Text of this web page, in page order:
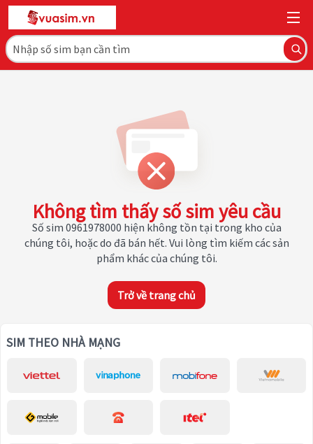
Không tìm thấy số sim yêu cầu
Số sim 0961978000 hiện không tồn tại trong kho của
chúng tôi, hoặc do đã bán hết. Vui lòng tìm kiếm các sản
phẩm khác của chúng tôi.
Trở về trang chủ
SIM THEO NHÀ MẠNG